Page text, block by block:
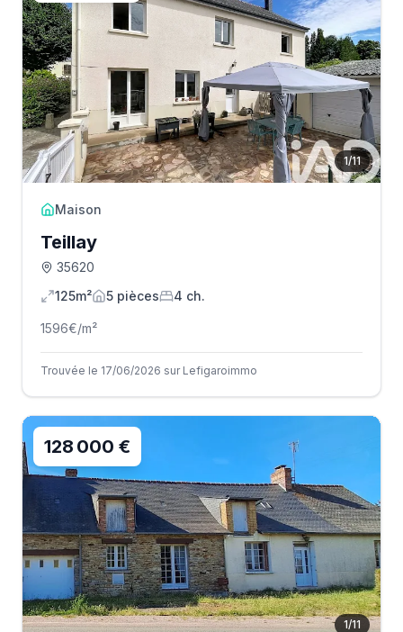
1/11
Maison
Teillay
35620
125m²
5 pièces 4 ch.
1596€/m²
Trouvée le 17/06/2026 sur Lefigaroimmo
1/11
128 000 €